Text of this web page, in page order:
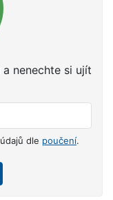
nenechte si ujít
dle poučení.